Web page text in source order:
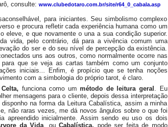
consulte: www.clubedotaro.com.br/site/r64_0_cabala.asp
para iniciantes. Seu simbolismo complexo
e procura refletir cada experiência humana como um
eleve, e que novamente o una a sua condição superior.
vida, pelo contrário, dá para a vivência comum uma
do ser e do seu nível de percepção da existência.
uns aos outros, como normalmente ocorre nas
que se veja as cartas também como um conjunto
iniciais... Enfim, é propício que se tenha noções
com a simbologia do próprio tarot, é claro.
funciona como ummétodo de leitura geral . Eu
mensagens para o cliente, depois dessa interpretação
na forma da Leitura Cabalística, assim a minha
não raras vezes, me dá novos ângulos sobre o que foi
apreendido inicialmente. Assim sendo eu uso os dois
da Vida, ouCabalística, pode ser feita de modo